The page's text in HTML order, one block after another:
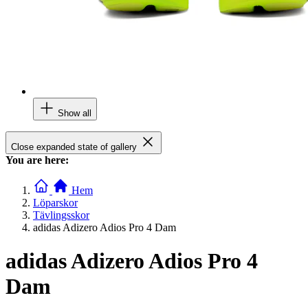
Show all
Close expanded state of gallery
You are here:
Hem
Löparskor
Tävlingsskor
adidas Adizero Adios Pro 4 Dam
adidas Adizero Adios Pro 4
Dam